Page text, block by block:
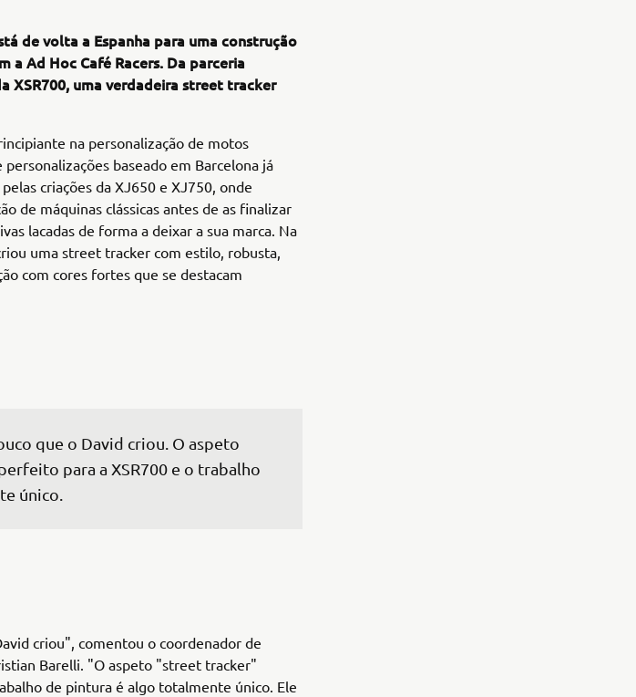
de volta a Espanha para uma construção
a Ad Hoc Café Racers. Da parceria
XSR700, uma verdadeira street tracker
na personalização de motos
baseado em Barcelona já
criações da XJ650 e XJ750, onde
de máquinas clássicas antes de as finalizar
lacadas de forma a deixar a sua marca. Na
uma street tracker com estilo, robusta,
com cores fortes que se destacam
que o David criou. O aspeto
para a XSR700 e o trabalho
único.
criou", comentou o coordenador de
Barelli. "O aspeto "street tracker"
de pintura é algo totalmente único. Ele